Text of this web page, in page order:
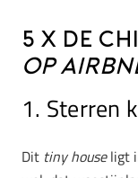
5 x de
op
1. Sterren
Dit tiny houseligt